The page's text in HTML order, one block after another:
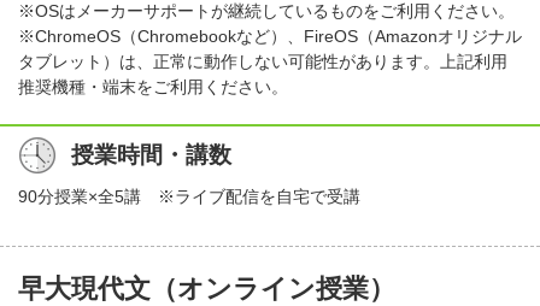
※OSはメーカーサポートが継続しているものをご利用ください。
※ChromeOS（Chromebookなど）、FireOS（Amazonオリジナル
タブレット）は、正常に動作しない可能性があります。上記利用
推奨機種・端末をご利用ください。
授業時間・講数
90分授業×全5講 ※ライブ配信を自宅で受講
早大現代文（オンライン授業）